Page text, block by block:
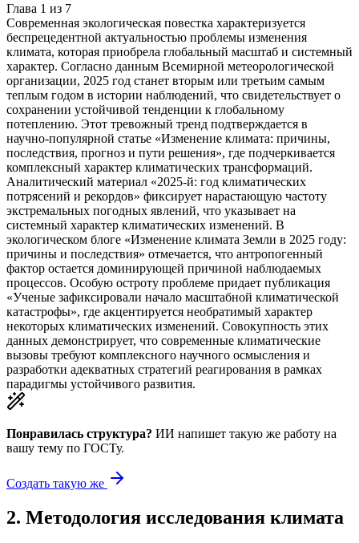
Глава 1 из 7
Современная экологическая повестка характеризуется
беспрецедентной актуальностью проблемы изменения
климата, которая приобрела глобальный масштаб и системный
характер. Согласно данным Всемирной метеорологической
организации, 2025 год станет вторым или третьим самым
теплым годом в истории наблюдений, что свидетельствует о
сохранении устойчивой тенденции к глобальному
потеплению. Этот тревожный тренд подтверждается в
научно-популярной статье «Изменение климата: причины,
последствия, прогноз и пути решения», где подчеркивается
комплексный характер климатических трансформаций.
Аналитический материал «2025-й: год климатических
потрясений и рекордов» фиксирует нарастающую частоту
экстремальных погодных явлений, что указывает на
системный характер климатических изменений. В
экологическом блоге «Изменение климата Земли в 2025 году:
причины и последствия» отмечается, что антропогенный
фактор остается доминирующей причиной наблюдаемых
процессов. Особую остроту проблеме придает публикация
«Ученые зафиксировали начало масштабной климатической
катастрофы», где акцентируется необратимый характер
некоторых климатических изменений. Совокупность этих
данных демонстрирует, что современные климатические
вызовы требуют комплексного научного осмысления и
разработки адекватных стратегий реагирования в рамках
парадигмы устойчивого развития.
Понравилась структура? ИИ напишет такую же работу на
вашу тему по ГОСТу.
Создать такую же
2. Методология исследования климата